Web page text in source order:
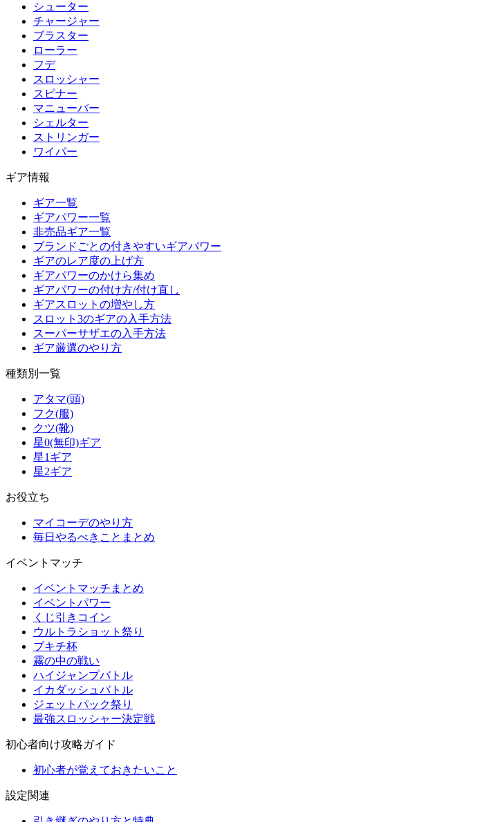
シューター
チャージャー
ブラスター
ローラー
フデ
スロッシャー
スピナー
マニューバー
シェルター
ストリンガー
ワイパー
ギア情報
ギア一覧
ギアパワー一覧
非売品ギア一覧
ブランドごとの付きやすいギアパワー
ギアのレア度の上げ方
ギアパワーのかけら集め
ギアパワーの付け方/付け直し
ギアスロットの増やし方
スロット3のギアの入手方法
スーパーサザエの入手方法
ギア厳選のやり方
種類別一覧
アタマ(頭)
フク(服)
クツ(靴)
星0(無印)ギア
星1ギア
星2ギア
お役立ち
マイコーデのやり方
毎日やるべきことまとめ
イベントマッチ
イベントマッチまとめ
イベントパワー
くじ引きコイン
ウルトラショット祭り
ブキチ杯
霧の中の戦い
ハイジャンプバトル
イカダッシュバトル
ジェットパック祭り
最強スロッシャー決定戦
初心者向け攻略ガイド
初心者が覚えておきたいこと
設定関連